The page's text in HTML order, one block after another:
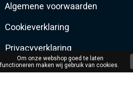
Algemene voorwaarden
Cookieverklaring
Privacyverklaring
Disclaimer
Om onze webshop goed te laten
functioneren maken wij gebruik van cookies.